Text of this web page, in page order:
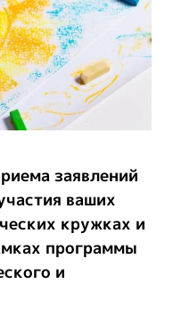
заявлений
ваших
кружках и
программы
и